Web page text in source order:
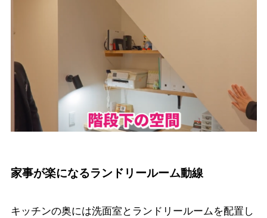
家事が楽になるランドリールーム動線
キッチンの奥には洗面室とランドリールームを配置し